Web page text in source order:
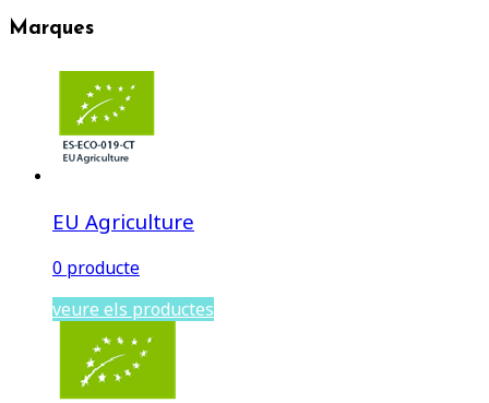
Marques
EU Agriculture
0 producte
veure els productes